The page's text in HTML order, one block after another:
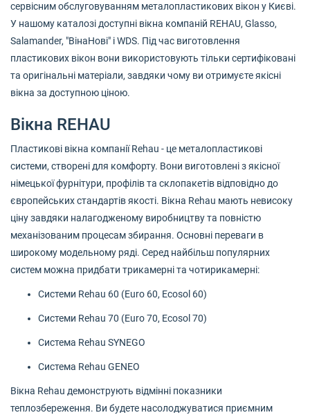
сервісним обслуговуванням металопластикових вікон у Києві.
У нашому каталозі доступні вікна компаній REHAU, Glasso,
Salamander, "ВінаНові" і WDS. Під час виготовлення
пластикових вікон вони використовують тільки сертифіковані
та оригінальні матеріали, завдяки чому ви отримуєте якісні
вікна за доступною ціною.
Вікна REHAU
Пластикові вікна компанії Rehau - це металопластикові
системи, створені для комфорту. Вони виготовлені з якісної
німецької фурнітури, профілів та склопакетів відповідно до
європейських стандартів якості. Вікна Rehau мають невисоку
ціну завдяки налагодженому виробництву та повністю
механізованим процесам збирання. Основні переваги в
широкому модельному ряді. Серед найбільш популярних
систем можна придбати трикамерні та чотирикамерні:
Системи Rehau 60 (Euro 60, Ecosol 60)
Системи Rehau 70 (Euro 70, Ecosol 70)
Система Rehau SYNEGO
Система Rehau GENEO
Вікна Rehau демонструють відмінні показники
теплозбереження. Ви будете насолоджуватися приємним